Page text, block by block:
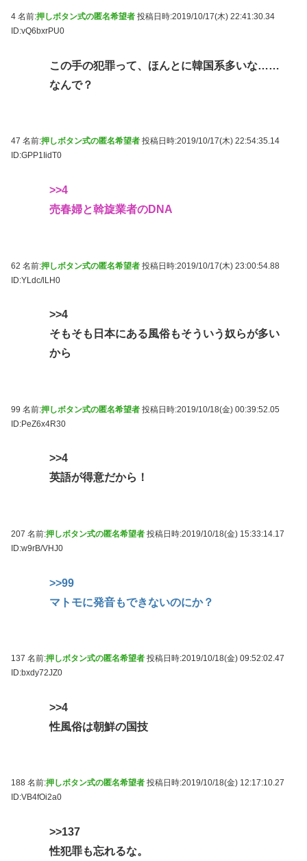
4 名前:押しボタン式の匿名希望者 投稿日時:2019/10/17(木) 22:41:30.34
ID:vQ6bxrPU0
この手の犯罪って、ほんとに韓国系多いな……
なんで？
47 名前:押しボタン式の匿名希望者 投稿日時:2019/10/17(木) 22:54:35.14
ID:GPP1IidT0
>>4
売春婦と斡旋業者のDNA
62 名前:押しボタン式の匿名希望者 投稿日時:2019/10/17(木) 23:00:54.88
ID:YLdc/lLH0
>>4
そもそも日本にある風俗もそういう奴らが多い
から
99 名前:押しボタン式の匿名希望者 投稿日時:2019/10/18(金) 00:39:52.05
ID:PeZ6x4R30
>>4
英語が得意だから！
207 名前:押しボタン式の匿名希望者 投稿日時:2019/10/18(金) 15:33:14.17
ID:w9rB/VHJ0
>>99
マトモに発音もできないのにか？
137 名前:押しボタン式の匿名希望者 投稿日時:2019/10/18(金) 09:52:02.47
ID:bxdy72JZ0
>>4
性風俗は朝鮮の国技
188 名前:押しボタン式の匿名希望者 投稿日時:2019/10/18(金) 12:17:10.27
ID:VB4fOi2a0
>>137
性犯罪も忘れるな。